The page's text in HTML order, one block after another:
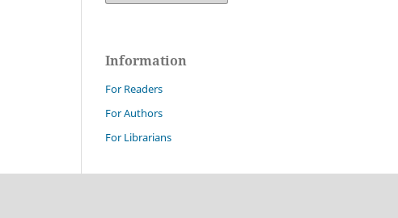
Information
For Readers
For Authors
For Librarians